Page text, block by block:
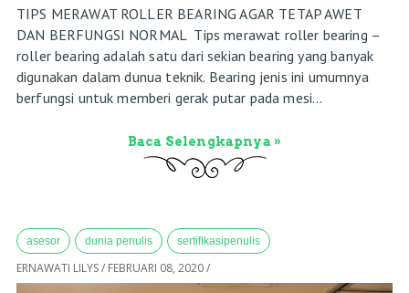
TIPS MERAWAT ROLLER BEARING AGAR TETAP AWET
DAN BERFUNGSI NORMAL Tips merawat roller bearing –
roller bearing adalah satu dari sekian bearing yang banyak
digunakan dalam dunua teknik. Bearing jenis ini umumnya
berfungsi untuk memberi gerak putar pada mesi...
Baca Selengkapnya »
asesor dunia penulis sertifikasipenulis
ERNAWATI LILYS/ FEBRUARI 08, 2020/